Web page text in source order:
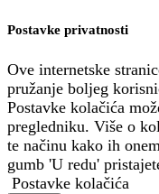
Postavke privatnosti
Ove internetske
pružanje boljeg
Postavke kolačića
pregledniku. Više o
te načinu kako ih
gumb 'U redu'
Postavke kolačića